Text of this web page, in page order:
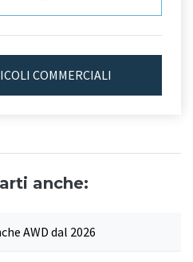
COMMERCIALI
anche:
AWD dal 2026